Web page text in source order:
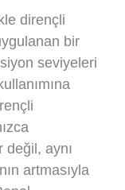
dirençli
bir
seviyeleri
aynı
artmasıyla